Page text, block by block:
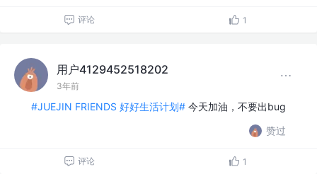
评论 1
用户4129452518202
3年前
#JUEJIN FRIENDS 好好生活计划# 今天加油，不要出bug
赞过
评论 1